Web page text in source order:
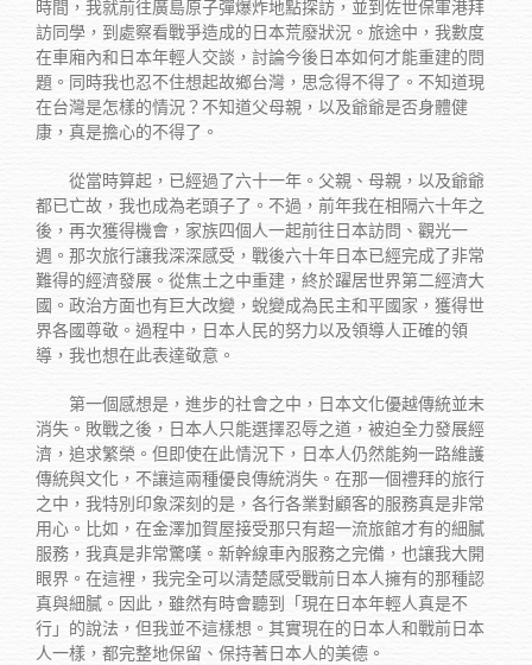
時間，我就前往廣島原子彈爆炸地點探訪，並到佐世保軍港拜
訪同學，到處察看戰爭造成的日本荒廢狀況。旅途中，我數度
在車廂內和日本年輕人交談，討論今後日本如何才能重建的問
題。同時我也忍不住想起故鄉台灣，思念得不得了。不知道現
在台灣是怎樣的情況？不知道父母親，以及爺爺是否身體健
康，真是擔心的不得了。
從當時算起，已經過了六十一年。父親、母親，以及爺爺
都已亡故，我也成為老頭子了。不過，前年我在相隔六十年之
後，再次獲得機會，家族四個人一起前往日本訪問、觀光一
週。那次旅行讓我深深感受，戰後六十年日本已經完成了非常
難得的經濟發展。從焦土之中重建，終於躍居世界第二經濟大
國。政治方面也有巨大改變，蛻變成為民主和平國家，獲得世
界各國尊敬。過程中，日本人民的努力以及領導人正確的領
導，我也想在此表達敬意。
第一個感想是，進步的社會之中，日本文化優越傳統並末
消失。敗戰之後，日本人只能選擇忍辱之道，被迫全力發展經
濟，追求繁榮。但即使在此情況下，日本人仍然能夠一路維護
傳統與文化，不讓這兩種優良傳統消失。在那一個禮拜的旅行
之中，我特別印象深刻的是，各行各業對顧客的服務真是非常
用心。比如，在金澤加賀屋接受那只有超一流旅館才有的細膩
服務，我真是非常驚嘆。新幹線車內服務之完備，也讓我大開
眼界。在這裡，我完全可以清楚感受戰前日本人擁有的那種認
真與細膩。因此，雖然有時會聽到「現在日本年輕人真是不
行」的說法，但我並不這樣想。其實現在的日本人和戰前日本
人一樣，都完整地保留、保持著日本人的美德。